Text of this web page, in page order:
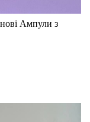
Ампули з